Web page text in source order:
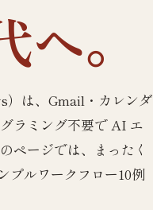
。
）は、Gmail・カレンダ
ラミング不要で AI エ
ページでは、まったく
プルワークフロー10例